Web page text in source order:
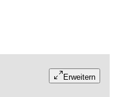
Erweitern